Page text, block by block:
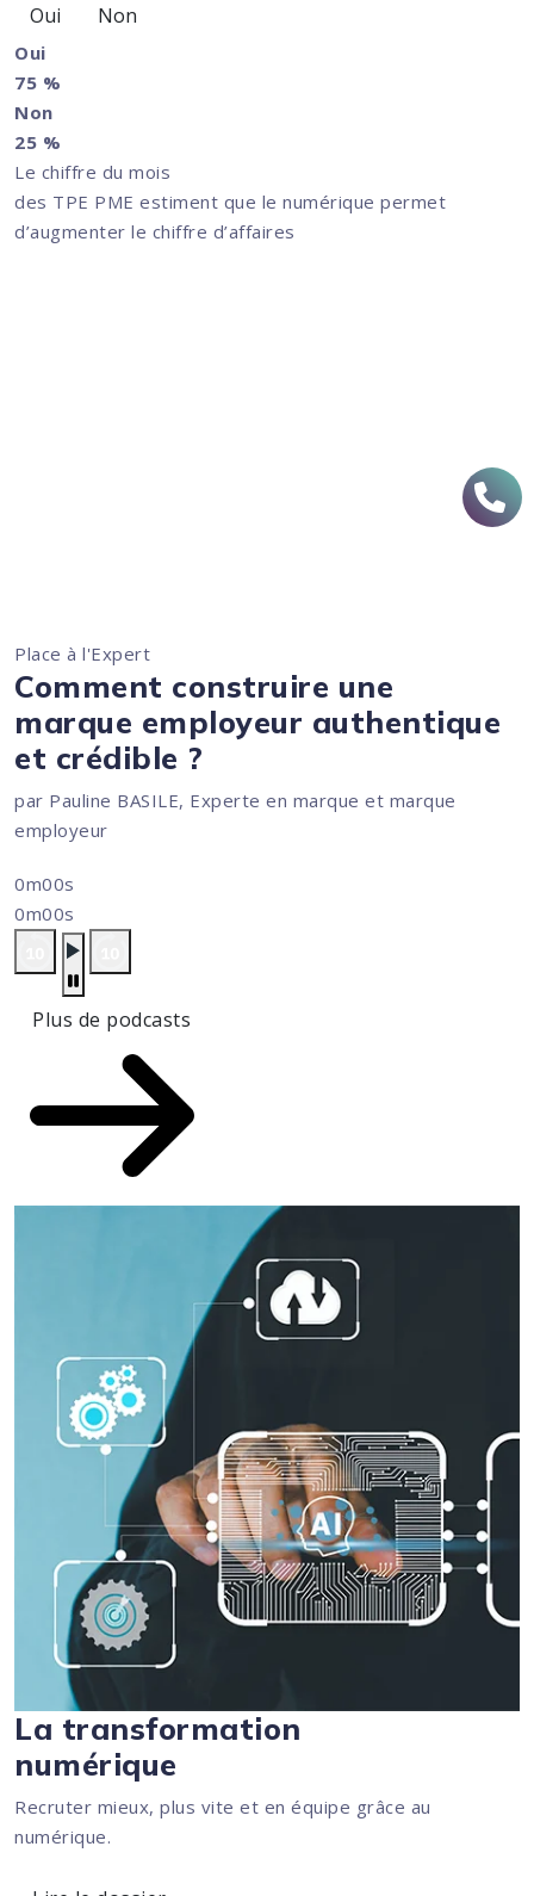
Oui Non
Oui
75 %
Non
25 %
Le chiffre du mois
des TPE PME estiment que le numérique permet
d’augmenter le chiffre d’affaires
Place à l'Expert
Comment construire une
marque employeur authentique
et crédible ?
par Pauline BASILE, Experte en marque et marque
employeur
0m00s
0m00s
Plus de podcasts
La transformation
numérique
Recruter mieux, plus vite et en équipe grâce au
numérique.